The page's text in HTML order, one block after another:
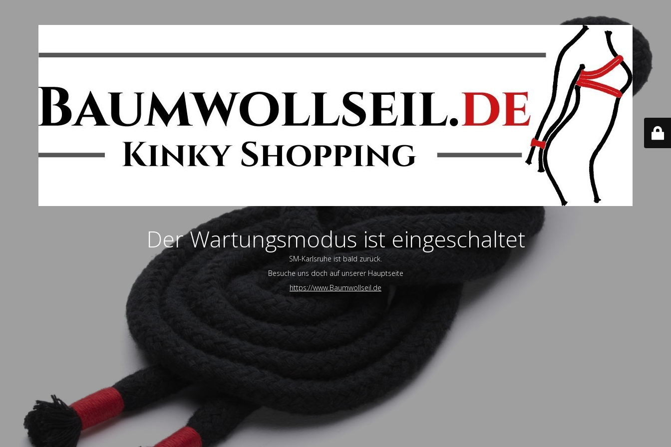
Der Wartungsmodus ist eingeschaltet
SM-Karlsruhe ist bald zurück.
Besuche uns doch auf unserer Hauptseite
https://www.Baumwollseil.de